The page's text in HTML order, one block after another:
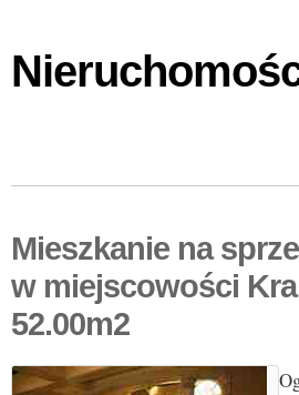
Mieszkanie na
w miejscowości
52.00m2